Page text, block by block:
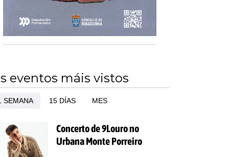
eventos máis vistos
SEMANA 15 DÍAS MES
Concerto de 9Louro no
Urbana Monte Porreiro